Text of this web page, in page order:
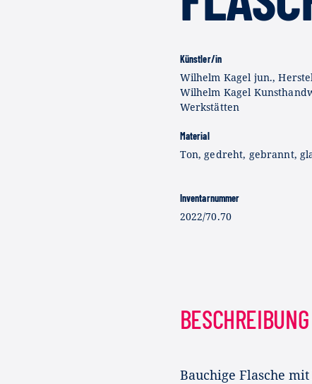
Künstler/in
Wilhelm Kagel jun.,
Wilhelm Kagel
Werkstätten
Material
Ton, gedreht, gebrannt,
Inventarnummer
2022/70.70
BESCHREIBUNG
Bauchige Flasche